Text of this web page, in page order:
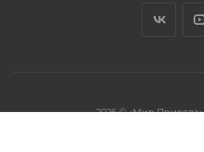
2026 © «Мир Привода»